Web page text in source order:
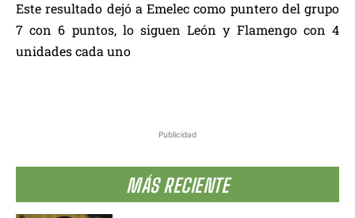
Publicidad
MÁS RECIENTE
Este resultado dejó a Emelec como puntero del grupo
7 con 6 puntos, lo siguen León y Flamengo con 4
unidades cada uno